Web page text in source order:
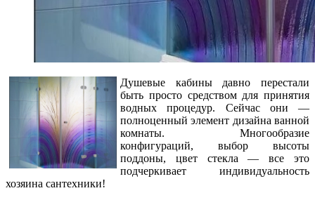
Душевые кабины давно перестали
быть просто средством для принятия
водных процедур. Сейчас они —
полноценный элемент дизайна ванной
комнаты. Многообразие
конфигураций, выбор высоты
поддоны, цвет стекла — все это
подчеркивает индивидуальность
хозяина сантехники!